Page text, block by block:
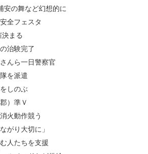
安の舞など幻想的に
全フェスタ
まる
治験完了
んら一日警察官
を派遣
しのぶ
）準Ｖ
火動作競う
がり大切に」
人たちを支援